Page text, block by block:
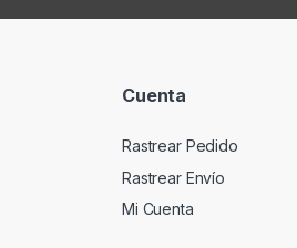
Cuenta
Rastrear Pedido
Rastrear Envío
Mi Cuenta